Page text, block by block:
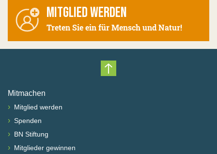
MITGLIED WERDEN
Treten Sie ein für Mensch und Natur!
Nach oben scrollen
Mitmachen
› Mitglied werden
› Spenden
› BN Stiftung
› Mitglieder gewinnen